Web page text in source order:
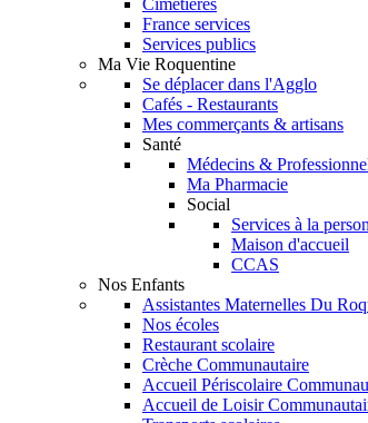
Cimetières
France services
Services publics
Ma Vie Roquentine
Se déplacer dans l'Agglo
Cafés - Restaurants
Mes commerçants & artisans
Santé
Médecins &
Ma Pharmacie
Social
Services à la
Maison d'accueil
CCAS
Nos Enfants
Assistantes Maternelles Du
Nos écoles
Restaurant scolaire
Crèche Communautaire
Accueil Périscolaire
Accueil de Loisir